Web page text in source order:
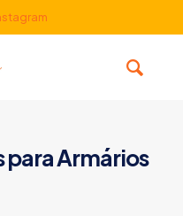
para Armários